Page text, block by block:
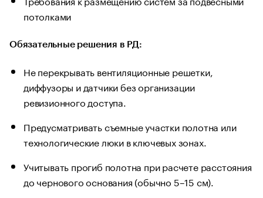
потолками
Обязательные решения в РД:
Не перекрывать вентиляционные решетки,
диффузоры и датчики без организации
ревизионного доступа.
Предусматривать съемные участки полотна или
технологические люки в ключевых зонах.
Учитывать прогиб полотна при расчете расстояния
до чернового основания (обычно 5–15 см).